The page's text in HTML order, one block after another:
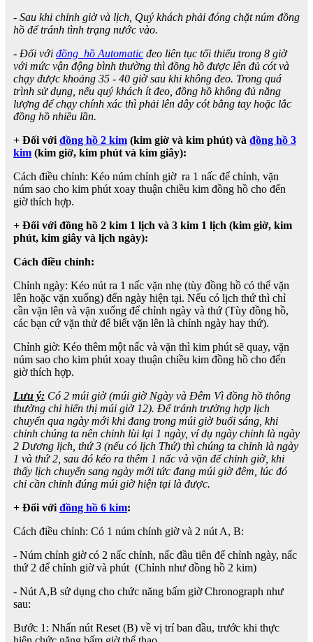
- Sau khi chỉnh giờ và lịch, Quý khách phải đóng chặt núm đồng
hồ để tránh tình trạng nước vào.
- Đối với đồng hồ Automatic đeo liên tục tối thiểu trong 8 giờ
với mức vận động bình thường thì đồng hồ được lên đủ cót và
chạy được khoảng 35 - 40 giờ sau khi không đeo. Trong quá
trình sử dụng, nếu quý khách ít đeo, đồng hồ không đủ năng
lượng để chạy chính xác thì phải lên dây cót bằng tay hoặc lắc
đồng hồ nhiều lần.
+ Đối với đồng hồ 2 kim (kim giờ và kim phút) và đồng hồ 3
kim (kim giờ, kim phút và kim giây):
Cách điều chỉnh: Kéo núm chỉnh giờ ra 1 nấc để chỉnh, vặn
núm sao cho kim phút xoay thuận chiều kim đồng hồ cho đến
giờ thích hợp.
+ Đối với đồng hồ 2 kim 1 lịch và 3 kim 1 lịch (kim giờ, kim
phút, kim giây và lịch ngày):
Cách điều chỉnh:
Chỉnh ngày: Kéo nút ra 1 nấc vặn nhẹ (tùy đồng hồ có thể vặn
lên hoặc vặn xuống) đến ngày hiện tại. Nếu có lịch thứ thì chỉ
cần vặn lên và vặn xuống để chỉnh ngày và thứ (Tùy đồng hồ,
các bạn cứ vặn thử để biết vặn lên là chỉnh ngày hay thứ).
Chỉnh giờ: Kéo thêm một nấc và vặn thì kim phút sẽ quay, vặn
núm sao cho kim phút xoay thuận chiều kim đồng hồ cho đến
giờ thích hợp.
Lưu ý: Có 2 múi giờ (múi giờ Ngày và Đêm Vì đồng hồ thông
thường chỉ hiển thị múi giờ 12). Để tránh trường hợp lịch
chuyển qua ngày mới khi đang trong múi giờ buổi sáng, khi
chỉnh chúng ta nên chỉnh lùi lại 1 ngày, ví dụ ngày chỉnh là ngày
2 Dương lịch, thứ 3 (nếu có lịch Thứ) thì chúng ta chỉnh là ngày
1 và thứ 2, sau đó kéo ra thêm 1 nấc và vặn để chỉnh giờ, khi
thấy lịch chuyển sang ngày mới tức đang múi giờ đêm, lúc đó
chỉ cần chỉnh đúng múi giờ hiện tại là được.
+ Đối với đồng hồ 6 kim:
Cách điều chỉnh: Có 1 núm chỉnh giờ và 2 nút A, B:
- Núm chỉnh giờ có 2 nấc chỉnh, nấc đầu tiên để chỉnh ngày, nấc
thứ 2 để chỉnh giờ và phút (Chỉnh như đồng hồ 2 kim)
- Nút A,B sử dụng cho chức năng bấm giờ Chronograph như
sau:
Bước 1: Nhấn nút Reset (B) về vị trí ban đầu, trước khi thực